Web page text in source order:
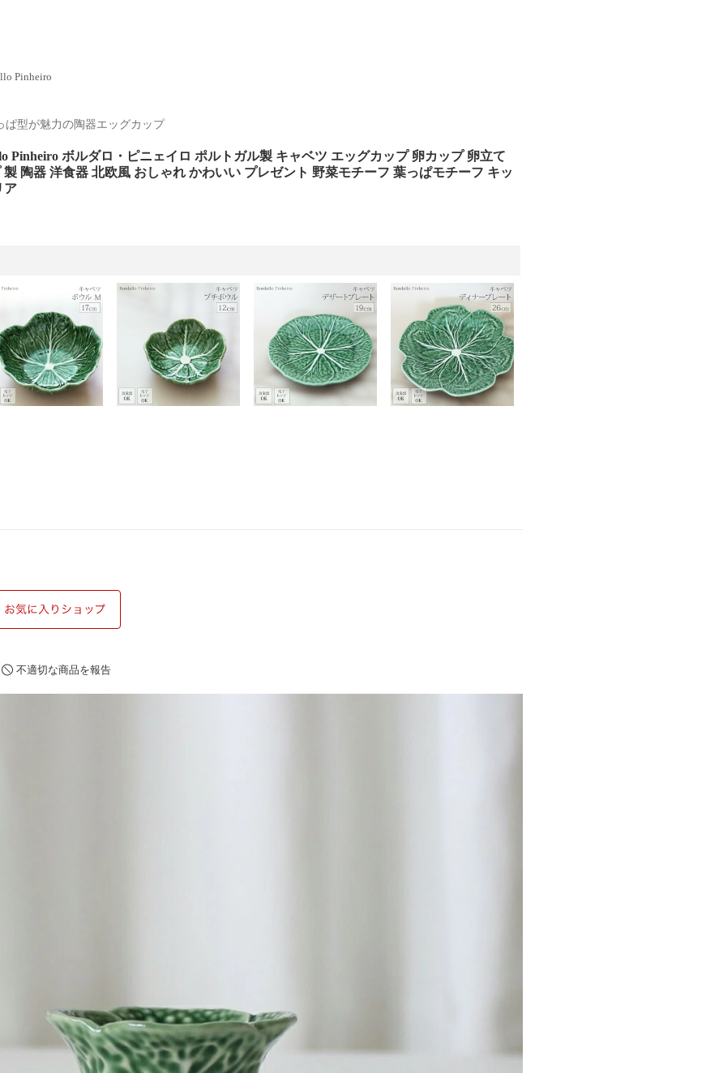
Pinheiro
型が魅力の陶器エッグカップ
Pinheiro ボルダロ・ピニェイロ ポルトガル製 キャベツ エッグカップ 卵カップ 卵立て
陶器 洋食器 北欧風 おしゃれ かわいい プレゼント 野菜モチーフ 葉っぱモチーフ キッ
ア
不適切な商品を報告